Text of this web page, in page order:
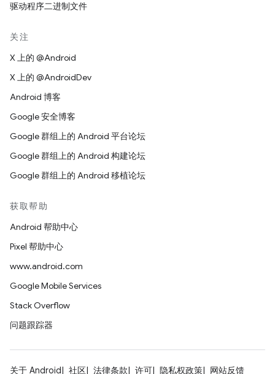
驱动程序二进制文件
关注
X 上的 @Android
X 上的 @AndroidDev
Android 博客
Google 安全博客
Google 群组上的 Android 平台论坛
Google 群组上的 Android 构建论坛
Google 群组上的 Android 移植论坛
获取帮助
Android 帮助中心
Pixel 帮助中心
www.android.com
Google Mobile Services
Stack Overflow
问题跟踪器
关于 Android 社区 法律条款 许可 隐私权政策 网站反馈